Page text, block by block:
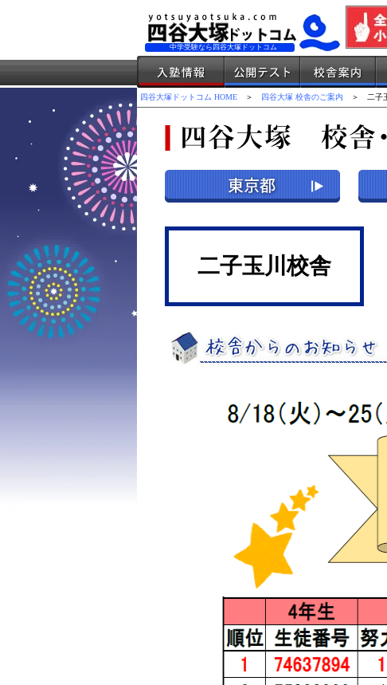
中学受験なら四谷大塚ドットコム
四谷大塚ドットコム HOME ＞ 四谷大塚 校舎のご案内 ＞ 二子玉
二子玉川校舎